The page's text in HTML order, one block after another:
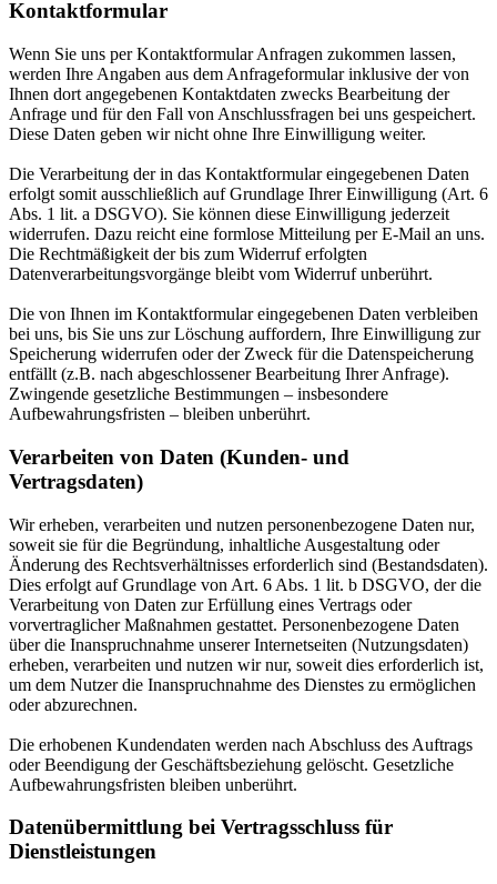
Kontaktformular
Wenn Sie uns per Kontaktformular Anfragen zukommen lassen,
werden Ihre Angaben aus dem Anfrageformular inklusive der von
Ihnen dort angegebenen Kontaktdaten zwecks Bearbeitung der
Anfrage und für den Fall von Anschlussfragen bei uns gespeichert.
Diese Daten geben wir nicht ohne Ihre Einwilligung weiter.
Die Verarbeitung der in das Kontaktformular eingegebenen Daten
erfolgt somit ausschließlich auf Grundlage Ihrer Einwilligung (Art. 6
Abs. 1 lit. a DSGVO). Sie können diese Einwilligung jederzeit
widerrufen. Dazu reicht eine formlose Mitteilung per E-Mail an uns.
Die Rechtmäßigkeit der bis zum Widerruf erfolgten
Datenverarbeitungsvorgänge bleibt vom Widerruf unberührt.
Die von Ihnen im Kontaktformular eingegebenen Daten verbleiben
bei uns, bis Sie uns zur Löschung auffordern, Ihre Einwilligung zur
Speicherung widerrufen oder der Zweck für die Datenspeicherung
entfällt (z.B. nach abgeschlossener Bearbeitung Ihrer Anfrage).
Zwingende gesetzliche Bestimmungen – insbesondere
Aufbewahrungsfristen – bleiben unberührt.
Verarbeiten von Daten (Kunden- und
Vertragsdaten)
Wir erheben, verarbeiten und nutzen personenbezogene Daten nur,
soweit sie für die Begründung, inhaltliche Ausgestaltung oder
Änderung des Rechtsverhältnisses erforderlich sind (Bestandsdaten).
Dies erfolgt auf Grundlage von Art. 6 Abs. 1 lit. b DSGVO, der die
Verarbeitung von Daten zur Erfüllung eines Vertrags oder
vorvertraglicher Maßnahmen gestattet. Personenbezogene Daten
über die Inanspruchnahme unserer Internetseiten (Nutzungsdaten)
erheben, verarbeiten und nutzen wir nur, soweit dies erforderlich ist,
um dem Nutzer die Inanspruchnahme des Dienstes zu ermöglichen
oder abzurechnen.
Die erhobenen Kundendaten werden nach Abschluss des Auftrags
oder Beendigung der Geschäftsbeziehung gelöscht. Gesetzliche
Aufbewahrungsfristen bleiben unberührt.
Datenübermittlung bei Vertragsschluss für
Dienstleistungen